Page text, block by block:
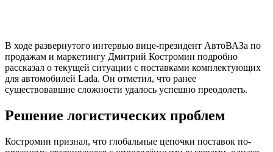
В ходе развернутого интервью вице-президент АвтоВАЗа по
продажам и маркетингу Дмитрий Костромин подробно
рассказал о текущей ситуации с поставками комплектующих
для автомобилей Lada. Он отметил, что ранее
существовавшие сложности удалось успешно преодолеть.
Решение логистических проблем
Костромин признал, что глобальные цепочки поставок по-